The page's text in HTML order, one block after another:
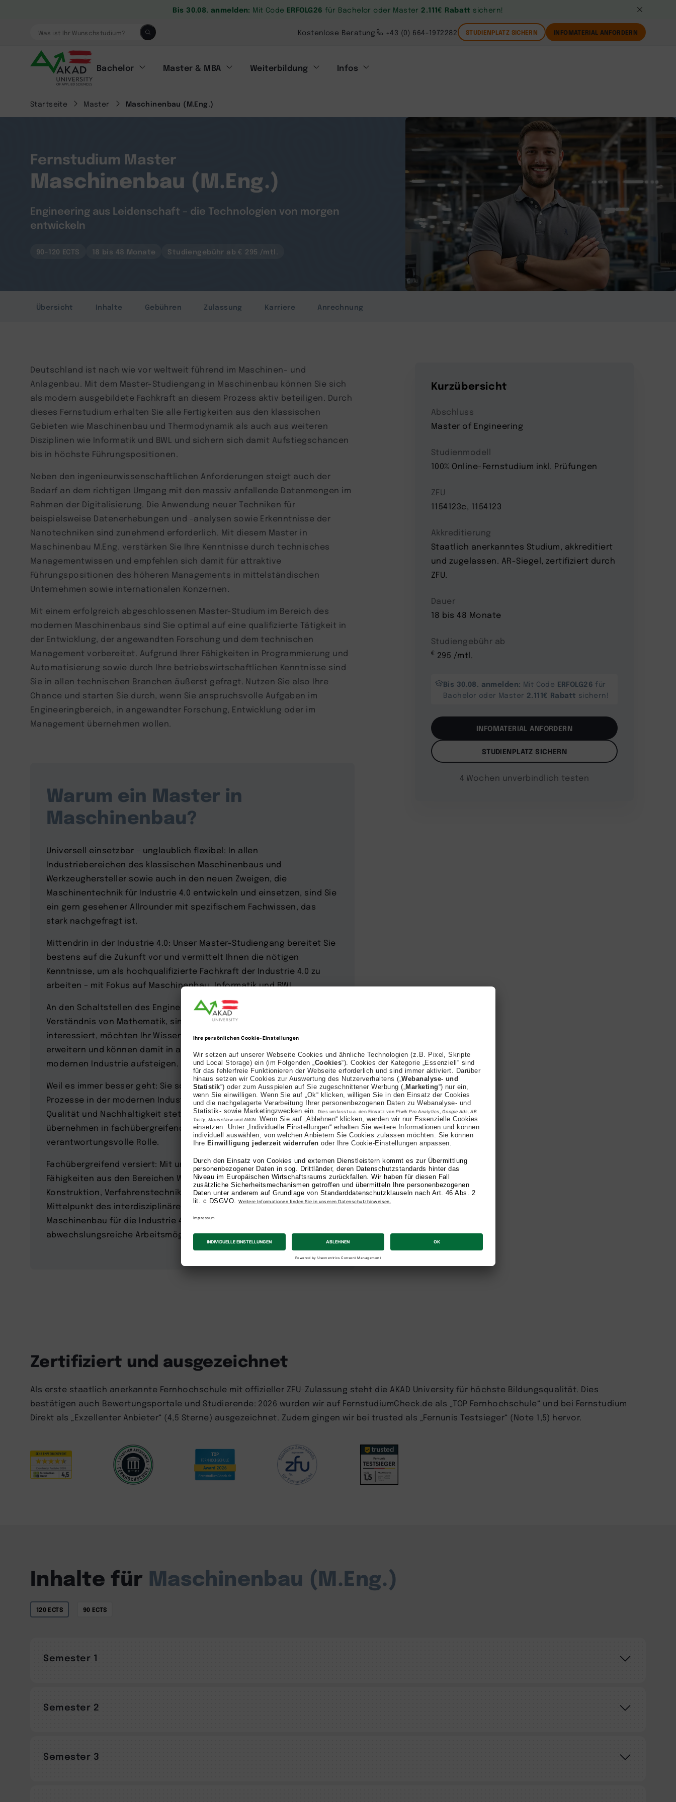
Bis 30.08. anmelden: Mit Code ERFOLG26 für Bachelor oder Master2.111€ Rabatt sichern!
Was ist Ihr Wunschstudium? Kostenlose Beratung +43 (0) 664-1972282 STUDIENPLATZ SICHERN INFOMATERIAL ANFORDERN
Bachelor Master & MBA Weiterbildung Infos
Startseite Master Maschinenbau (M.Eng.)
AI
Fernstudium Master
Maschinenbau (M.Eng.)
Engineering aus Leidenschaft – die Technologien von morgen
entwickeln
90-120 ECTS 18 bis 48 Monate Studiengebühr ab € 295 /mtl.
Übersicht Inhalte Gebühren Zulassung Karriere Anrechnung
Kurzübersicht
Abschluss
Master of Engineering
Studienmodell
100% Online-Fernstudium inkl. Prüfungen
ZFU
1154123c, 1154123
Akkreditierung
Staatlich anerkanntes Studium, akkreditiert
und zugelassen. AR-Siegel, zertifiziert durch
ZFU.
Dauer
18 bis 48 Monate
Studiengebühr ab
€ 295 /mtl.
Bis 30.08. anmelden: Mit Code ERFOLG26 für
Bachelor oder Master 2.111€ Rabatt sichern!
INFOMATERIAL ANFORDERN
STUDIENPLATZ SICHERN
4 Wochen unverbindlich testen
Deutschland ist nach wie vor weltweit führend im Maschinen- und
Anlagenbau. Mit dem Master-Studiengang in Maschinenbau können Sie sich
als modern ausgebildete Fachkraft an diesem Prozess aktiv beteiligen. Durch
dieses Fernstudium erhalten Sie alle Fertigkeiten aus den klassischen
Gebieten wie Maschinenbau und Thermodynamik als auch aus weiteren
Disziplinen wie Informatik und BWL und sichern sich damit Aufstiegschancen
bis in höchste Führungspositionen.
Neben den ingenieurwissenschaftlichen Anforderungen steigt auch der
Bedarf an dem richtigen Umgang mit den massiv anfallende Datenmengen im
Rahmen der Digitalisierung. Die Anwendung neuer Techniken für
beispielsweise Datenerhebungen und -analysen sowie Erkenntnisse der
Nanotechniken sind zunehmend erforderlich. Mit diesem Master in
Maschinenbau M.Eng. verstärken Sie Ihre Kenntnisse durch technisches
Managementwissen und empfehlen sich damit für attraktive
Führungspositionen des höheren Managements in mittelständischen
Unternehmen sowie internationalen Konzernen.
Mit einem erfolgreich abgeschlossenen Master-Studium im Bereich des
modernen Maschinenbaus sind Sie optimal auf eine qualifizierte Tätigkeit in
der Entwicklung, der angewandten Forschung und dem technischen
Management vorbereitet. Aufgrund Ihrer Fähigkeiten in Programmierung und
Automatisierung sowie durch Ihre betriebswirtschaftlichen Kenntnisse sind
Sie in allen technischen Branchen äußerst gefragt. Nutzen Sie also Ihre
Chance und starten Sie durch, wenn Sie anspruchsvolle Aufgaben im
Engineeringbereich, in angewandter Forschung, Entwicklung oder im
Management übernehmen wollen.
Warum ein Master in
Maschinenbau?
Universell einsetzbar – unglaublich flexibel: In allen
Industriebereichen des klassischen Maschinenbaus und
Werkzeughersteller sowie auch in den neuen Zweigen, die
Maschinentechnik für Industrie 4.0 entwickeln und einsetzen, sind Sie
ein gern gesehener Allrounder mit spezifischem Fachwissen, das
stark nachgefragt ist.
Mittendrin in der Industrie 4.0: Unser Master-Studiengang bereitet Sie
bestens auf die Zukunft vor und vermittelt Ihnen die nötigen
Kenntnisse, um als hochqualifizierte Fachkraft der Industrie 4.0 zu
arbeiten – mit Fokus auf Maschinenbau, Informatik und BWL.
An den Schaltstellen des Engineerings aktiv: Sie haben ein sicheres
Verständnis von Mathematik, sind an der Konstruktion von Anlagen
interessiert, möchten Ihr Wissen über Robotik und Informatik
erweitern und können damit in attraktive Schlüsselpositionen der
modernen Industrie aufsteigen.
Weil es immer besser geht: Sie sorgen dafür, dass Maschinen und
Prozesse in der modernen Industrie hinsichtlich Effizienz, Kapazität,
Qualität und Nachhaltigkeit stetig weiter optimiert werden, und
übernehmen in fachübergreifenden Projekten eine
verantwortungsvolle Rolle.
Fachübergreifend versiert: Mit unterschiedlichen wertvollen
Fähigkeiten aus den Bereichen Werkstoffkunde, Informatik,
Konstruktion, Verfahrenstechnik, Robotik und mehr, die Sie im
Mittelpunkt des interdisziplinären Master-Studiengangs in
Maschinenbau für die Industrie 4.0 erhalten, können Sie sich auf
abwechslungsreiche Arbeitsmöglichkeiten freuen.
Zertifiziert und ausgezeichnet
Als erste staatlich anerkannte Fernhochschule mit offizieller ZFU-Zulassung steht die AKAD University für höchste Bildungsqualität. Dies
bestätigen auch Bewertungsportale und Studierende: 2026 wurden wir auf FernstudiumCheck.de als „TOP Fernhochschule“ und bei Fernstudium
Direkt als „Exzellenter Anbieter“ (4,5 Sterne) ausgezeichnet. Zudem gingen wir bei trusted als „Fernunis Testsieger“ (Note 1,5) hervor.
Inhalte für Maschinenbau (M.Eng.)
120 ECTS 90 ECTS
Semester 1
Semester 2
Semester 3